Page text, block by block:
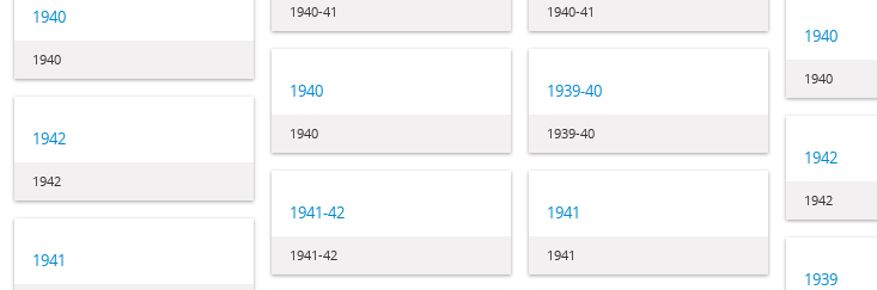
1940-41 1940-41
1940
1940
1940
1940
1940
1940
1939-40
1939-40
1942
1942
1942
1942
1941-42
1941-42
1941
1941
1941
1939